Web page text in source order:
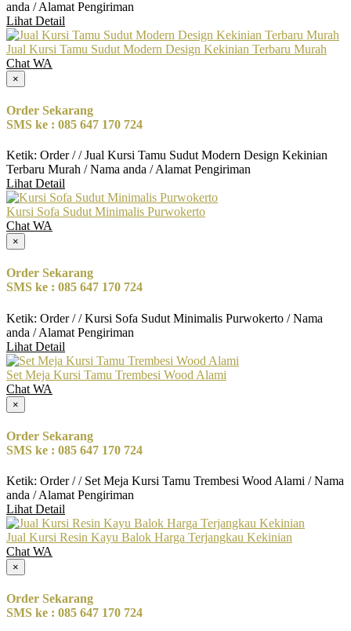
anda / Alamat Pengiriman
Lihat Detail
Jual Kursi Tamu Sudut Modern Design Kekinian Terbaru Murah
Chat WA
×
Order Sekarang
SMS ke : 085 647 170 724
Ketik: Order / / Jual Kursi Tamu Sudut Modern Design Kekinian
Terbaru Murah / Nama anda / Alamat Pengiriman
Lihat Detail
Kursi Sofa Sudut Minimalis Purwokerto
Chat WA
×
Order Sekarang
SMS ke : 085 647 170 724
Ketik: Order / / Kursi Sofa Sudut Minimalis Purwokerto / Nama
anda / Alamat Pengiriman
Lihat Detail
Set Meja Kursi Tamu Trembesi Wood Alami
Chat WA
×
Order Sekarang
SMS ke : 085 647 170 724
Ketik: Order / / Set Meja Kursi Tamu Trembesi Wood Alami / Nama
anda / Alamat Pengiriman
Lihat Detail
Jual Kursi Resin Kayu Balok Harga Terjangkau Kekinian
Chat WA
×
Order Sekarang
SMS ke : 085 647 170 724